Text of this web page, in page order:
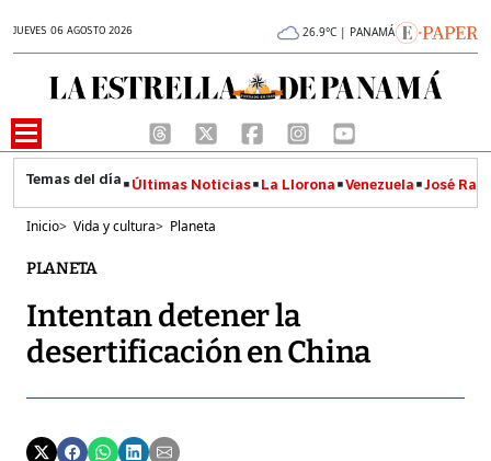
JUEVES 06 AGOSTO 2026 26.9°C | PANAMÁ
Últimas Noticias La Llorona Venezuela José
Inicio> Vida y cultura> Planeta
PLANETA
Intentan detener la
desertificación en China